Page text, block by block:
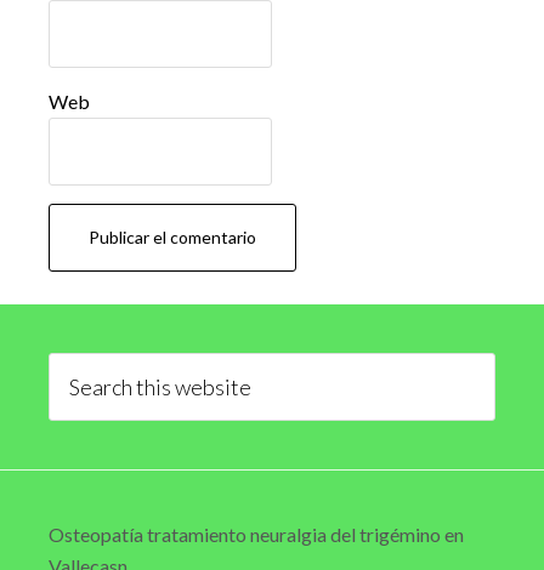
Web
Sidebar
this
Osteopatía tratamiento neuralgia del trigémino en